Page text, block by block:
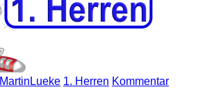
MartinLueke 1. Herren Kommentar